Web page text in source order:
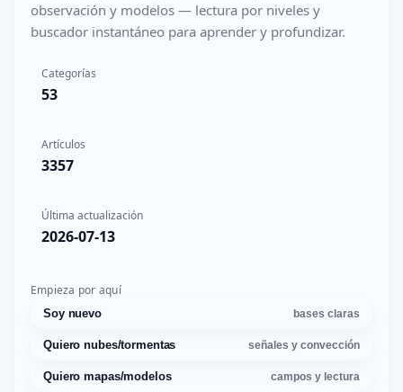
observación y modelos — lectura por niveles y
buscador instantáneo para aprender y profundizar.
Categorías
53
Artículos
3357
Última actualización
2026-07-13
Empieza por aquí
Soy nuevo bases claras
Quiero nubes/tormentas señales y convección
Quiero mapas/modelos campos y lectura